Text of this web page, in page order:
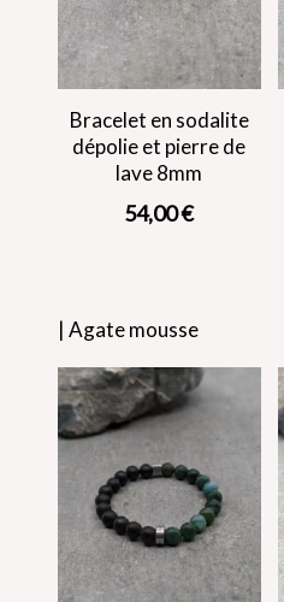
Bracelet en sodalite
dépolie et pierre de
lave 8mm
54,00€
| Agate mousse